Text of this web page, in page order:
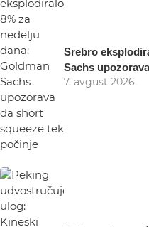
Srebro
Sachs
7. avgust 2026.